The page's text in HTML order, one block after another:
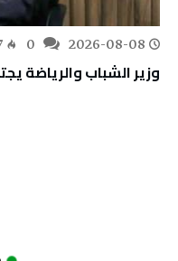
2026-08-08
وزير الشباب والرياضة